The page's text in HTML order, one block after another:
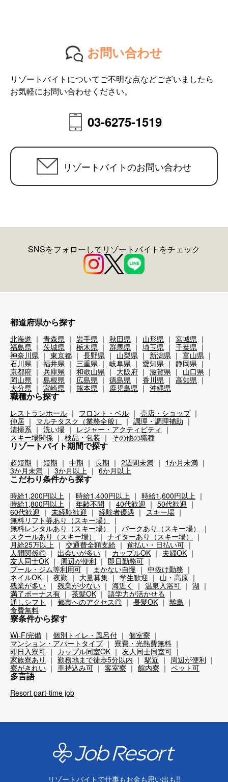
お問い合わせ
リゾートバイトについてご不明な点などございましたら
お気軽にお問い合わせください。
03-6275-1519
リゾートバイトのお問い合わせ
SNSをフォローしてリゾートバイトをチェック
都道府県から探す
北海道 青森県 岩手県 秋田県 山形県
宮城県
福島県
茨城県 栃木県 群馬県 埼玉県
千葉県
神奈川県
東京都 長野県 山梨県 新潟県
富山県
石川県
福井県 三重県 岐阜県 愛知県
静岡県
京都府
兵庫県 和歌山県 大阪府 滋賀県
山口県
岡山県
島根県 広島県 徳島県 香川県
高知県
大分県
宮崎県 熊本県 鹿児島県 沖縄県
職種から探す
レストランホール フロント・ベル
売店・ショップ
仲居
マルチタスク（業務全般）
調理・調理補助
清掃系
洗い場
レジャー・アクティビティ
スキー場関係
検品・包装 その他の職種
リゾートバイト期間で探す
超短期 短期 中期 長期 2週間未満
1か月未満
3か月未満
3か月以上 6か月以上
こだわり条件から探す
時給1,200円以上 時給1,400円以上
時給1,600円以上
時給1,800円以上
年齢不問 40代歓迎
50代歓迎
60代歓迎
未経験歓迎 経験者優遇
スキー場
無料リフト券あり（スキー場）
無料レンタルあり（スキー場）
パークあり（スキー場）
スクールあり（スキー場）
ナイターあり（スキー場）
月給25万以上
交通費全額支給
前払い・日払い可
人間関係◎
出会いが多い カップルOK
夫婦OK
友人同士OK
周辺が便利
即日勤務可
プール・ジム等利用可
まかない自慢
中抜け勤務
ネイルOK
夜勤 大量募集 学生歓迎
山・高原
残業が多い
残業が少ない 海近く 温泉入浴可
湖
満了ボーナス有
茶髪OK
語学力が活かせる
通しシフト
都市へのアクセス◎ 長髪OK
離島
食費無料
寮条件から探す
Wi-Fi完備 個別トイレ・風呂付
個室寮
マンション・アパートタイプ
寮費・光熱費無料
即日入寮可
カップル同室OK
友人同士同室可
家族寮あり
勤務地まで徒歩5分以内 駅近
周辺が便利
寮がきれい
車持込み可 客室寮 館内寮 ペット可
多言語
Resort part-time job
リゾートバイトで仕事もお金も思い出も!!